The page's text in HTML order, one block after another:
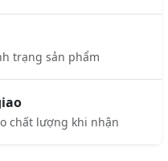
trạng sản phẩm
chất lượng khi nhận